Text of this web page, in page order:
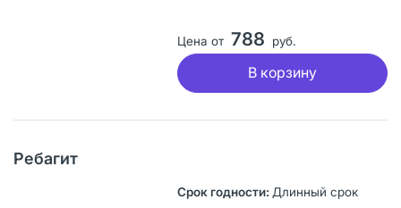
Цена от 788 руб.
В корзину
Ребагит
Длинный срок